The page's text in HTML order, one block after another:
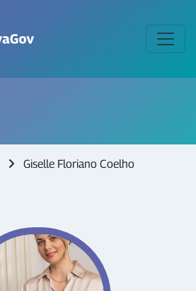
Giselle Floriano Coelho